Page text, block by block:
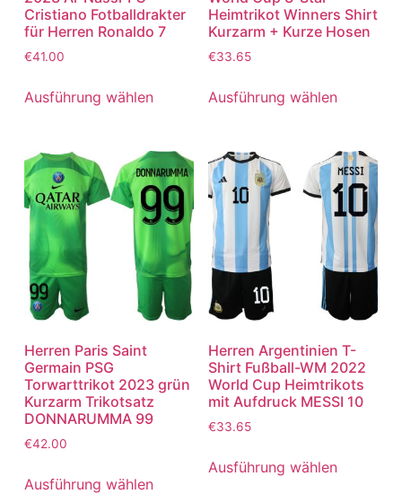
Cristiano Fotballdrakter
für Herren Ronaldo 7
€41.00
Ausführung wählen
Heimtrikot Winners Shirt
Kurzarm + Kurze Hosen
€33.65
Ausführung wählen
Herren Paris Saint
Germain PSG
Torwarttrikot 2023 grün
Kurzarm Trikotsatz
DONNARUMMA 99
€42.00
Ausführung wählen
Herren Argentinien T-
Shirt Fußball-WM 2022
World Cup Heimtrikots
mit Aufdruck MESSI 10
€33.65
Ausführung wählen